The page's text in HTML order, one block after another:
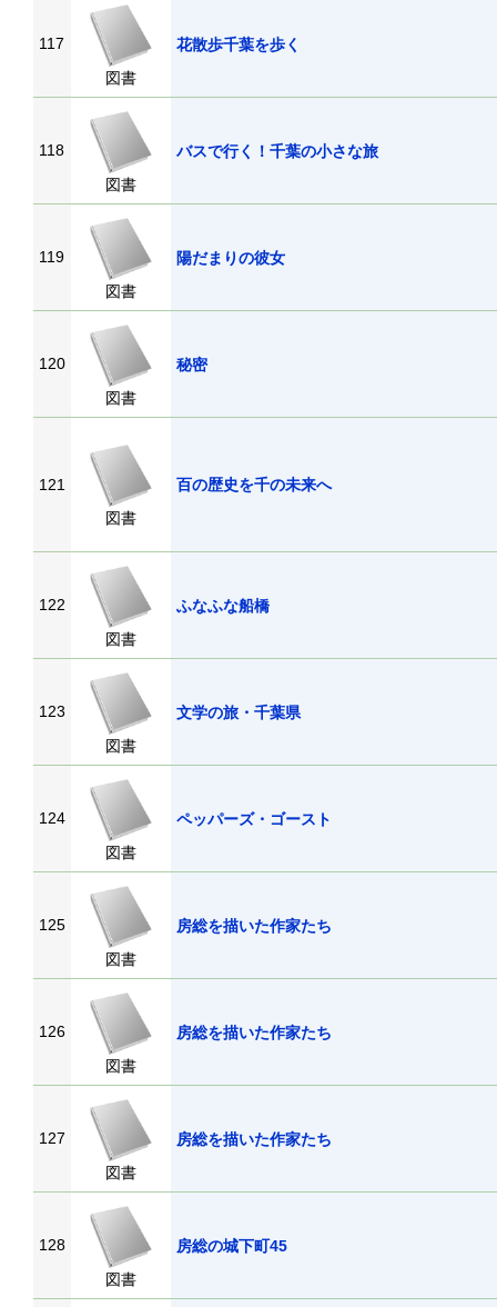
117
図書
花散歩千葉を歩く
118
図書
バスで行く！千葉の小さな旅
119
図書
陽だまりの彼女
120
図書
秘密
121
図書
百の歴史を千の未来へ
122
図書
ふなふな船橋
123
図書
文学の旅・千葉県
124
図書
ペッパーズ・ゴースト
125
図書
房総を描いた作家たち
126
図書
房総を描いた作家たち
127
図書
房総を描いた作家たち
128
図書
房総の城下町45